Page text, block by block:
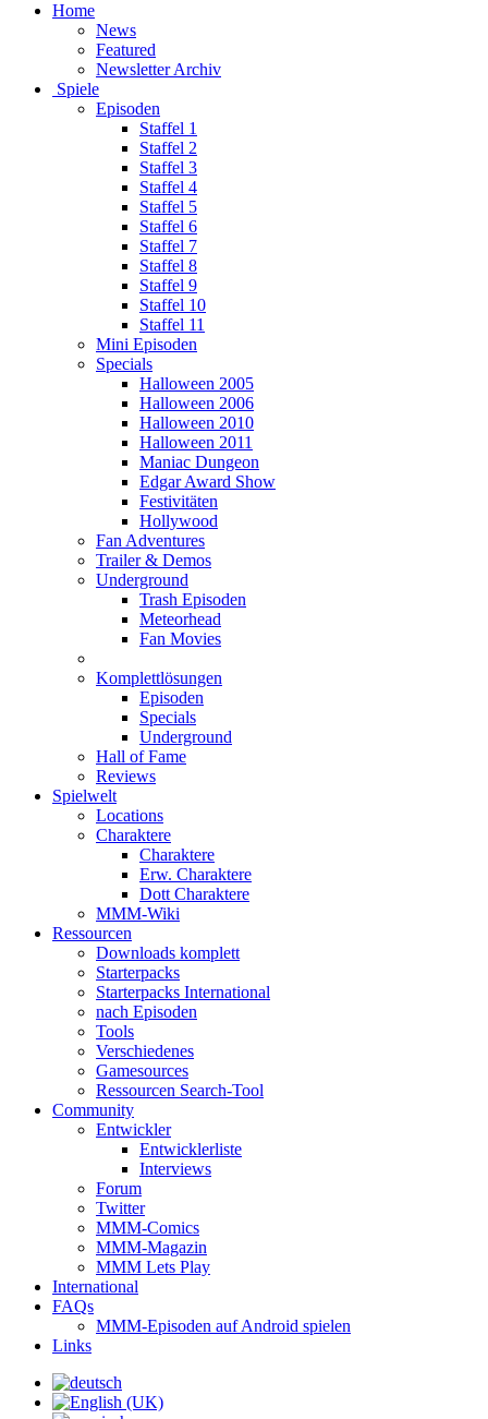
Home
News
Featured
Newsletter Archiv
Spiele
Episoden
Staffel 1
Staffel 2
Staffel 3
Staffel 4
Staffel 5
Staffel 6
Staffel 7
Staffel 8
Staffel 9
Staffel 10
Staffel 11
Mini Episoden
Specials
Halloween 2005
Halloween 2006
Halloween 2010
Halloween 2011
Maniac Dungeon
Edgar Award Show
Festivitäten
Hollywood
Fan Adventures
Trailer & Demos
Underground
Trash Episoden
Meteorhead
Fan Movies
Komplettlösungen
Episoden
Specials
Underground
Hall of Fame
Reviews
Spielwelt
Locations
Charaktere
Charaktere
Erw. Charaktere
Dott Charaktere
MMM-Wiki
Ressourcen
Downloads komplett
Starterpacks
Starterpacks International
nach Episoden
Tools
Verschiedenes
Gamesources
Ressourcen Search-Tool
Community
Entwickler
Entwicklerliste
Interviews
Forum
Twitter
MMM-Comics
MMM-Magazin
MMM Lets Play
International
FAQs
MMM-Episoden auf Android spielen
Links